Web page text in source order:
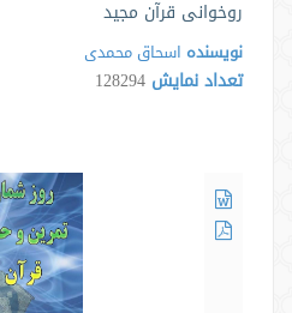
روخوانی قرآن مجید
نویسنده اسحاق محمدی
تعداد نمایش 128294